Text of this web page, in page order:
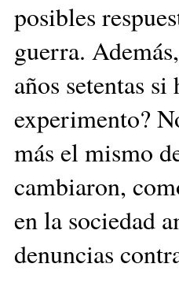
posibles
guerra.
años setentas
experimento?
más el mismo
cambiaron,
en la sociedad
denuncias